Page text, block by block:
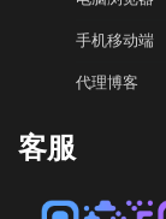
手机移动端
代理博客
客服